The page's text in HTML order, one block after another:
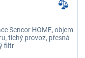
Sencor HOME, objem
tichý provoz, přesná
filtr